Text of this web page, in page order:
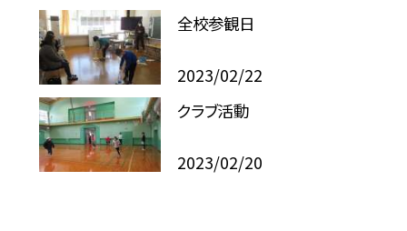
全校参観日
2023/02/22
クラブ活動
2023/02/20